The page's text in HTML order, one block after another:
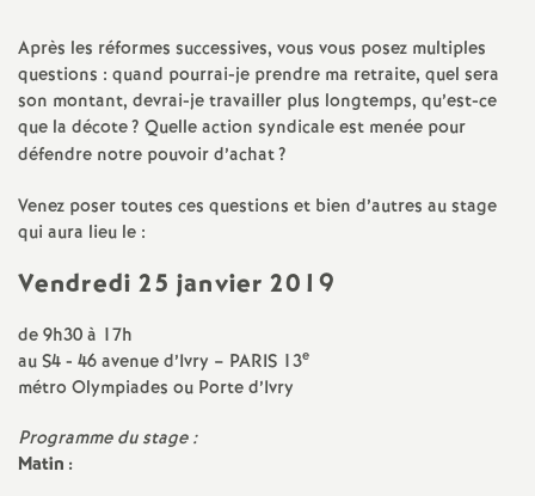
i
o
n
Après les réformes successives, vous vous posez multiples
questions : quand pourrai-je prendre ma retraite, quel sera
son montant, devrai-je travailler plus longtemps, qu’est-ce
que la décote? Quelle action syndicale est menée pour
défendre notre pouvoir d’achat?
Venez poser toutes ces questions et bien d’autres au stage
qui aura lieu le :
Vendredi 25 janvier 2019
de 9h30 à 17h
au S4 - 46 avenue d’Ivry – PARIS 13e
métro Olympiades ou Porte d’Ivry
Programme du stage :
Matin :